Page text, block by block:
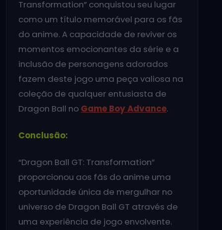
Transformation” conquistou seu lugar
como um título memorável para os fãs
do anime. A capacidade de reviver os
momentos emocionantes da série e a
inclusão de personagens adorados
fazem deste jogo uma peça valiosa na
coleção de qualquer entusiasta de
Dragon Ball no Game Boy Advance.
Conclusão:
“Dragon Ball GT: Transformation”
proporcionou aos fãs do anime uma
oportunidade única de mergulhar no
universo de Dragon Ball GT através de
uma experiência de jogo envolvente.